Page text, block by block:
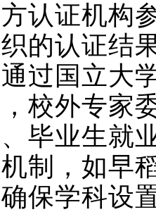
认证机构
的认证结
过国立大
校外专家
毕业生就
制，如早
保学科设